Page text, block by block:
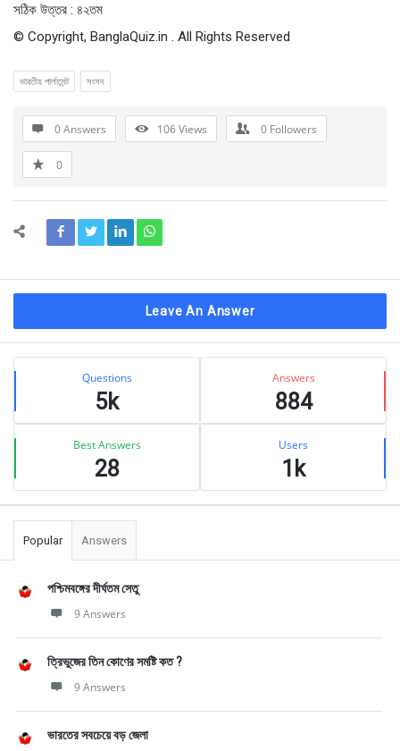
সঠিক উত্তর : ৪২তম
© Copyright, BanglaQuiz.in . All Rights Reserved
ভারতীয় পার্লামেন্ট সংসদ
0 Answers 106Views 0 Followers
0
Leave An Answer
Sidebar
Stats Questions
5k
Answers
884
Best Answers
28
Users
1k
Popular Answers
পশ্চিমবঙ্গের দীর্ঘতম সেতু
9 Answers
ত্রিভুজের তিন কোণের সমষ্টি কত ?
9 Answers
ভারতের সবচেয়ে বড় জেলা